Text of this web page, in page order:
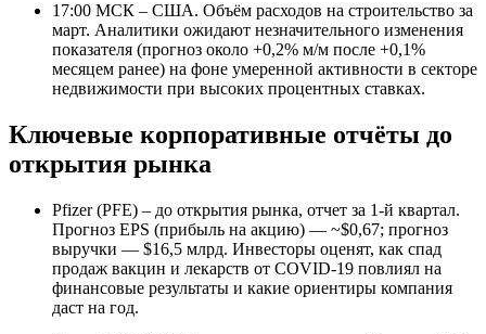
17:00 МСК – США. Объём расходов на строительство за
март. Аналитики ожидают незначительного изменения
показателя (прогноз около +0,2% м/м после +0,1%
месяцем ранее) на фоне умеренной активности в секторе
недвижимости при высоких процентных ставках.
Ключевые корпоративные отчёты до
открытия рынка
Pfizer (PFE) – до открытия рынка, отчет за 1-й квартал.
Прогноз EPS (прибыль на акцию) — ~$0,67; прогноз
выручки — $16,5 млрд. Инвесторы оценят, как спад
продаж вакцин и лекарств от COVID-19 повлиял на
финансовые результаты и какие ориентиры компания
даст на год.